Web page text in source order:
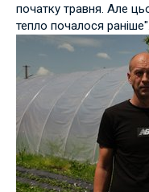
початку травня. Але
тепло почалося раніше".